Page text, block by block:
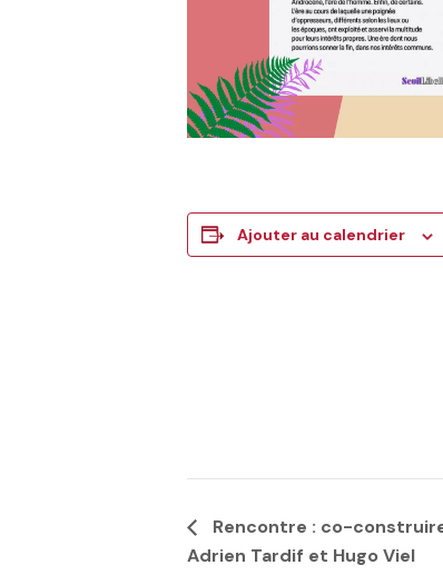
Ajouter au calendrier
Rencontre : co-
Adrien Tardif et Hugo Viel